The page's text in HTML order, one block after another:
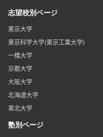
志望校別ページ
東京大学
東京科学大学(東京工業大学)
一橋大学
京都大学
大阪大学
北海道大学
東北大学
塾別ページ